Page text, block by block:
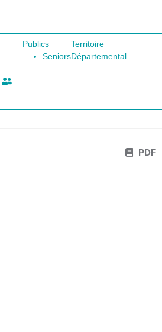
Publics
Seniors
Territoire
Départemental
PDF